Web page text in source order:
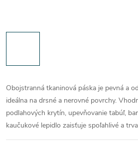
Obojstranná tkaninová páska je pevná a
ideálna na drsné a nerovné povrchy.
podlahových krytín, upevňovanie tabúľ,
kaučukové lepidlo zaisťuje spoľahlivé a